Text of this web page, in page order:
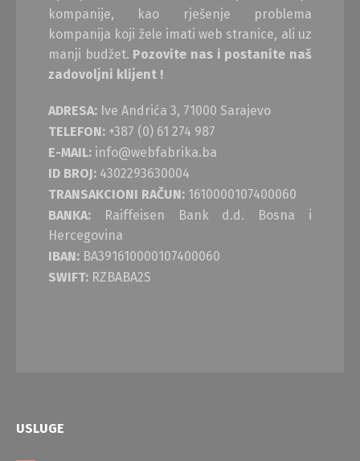
kompanije, kao rješenje problema
kompanija koji žele imati web stranice, ali uz
manji budžet. Pozovite nas i postanite naš
zadovoljni klijent !
ADRESA: Ive Andrića 3, 71000 Sarajevo
TELEFON: +387 (0) 61 274 987
E-MAIL: info@webfabrika.ba
ID BROJ: 4302293630004
TRANSAKCIONI RAČUN: 1610000107400060
BANKA: Raiffeisen Bank d.d. Bosna i
Hercegovina
IBAN: BA391610000107400060
SWIFT: RZBABA2S
USLUGE